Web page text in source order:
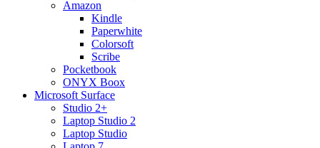
Amazon
Kindle
Paperwhite
Colorsoft
Scribe
Pocketbook
ONYX Boox
Microsoft Surface
Studio 2+
Laptop Studio 2
Laptop Studio